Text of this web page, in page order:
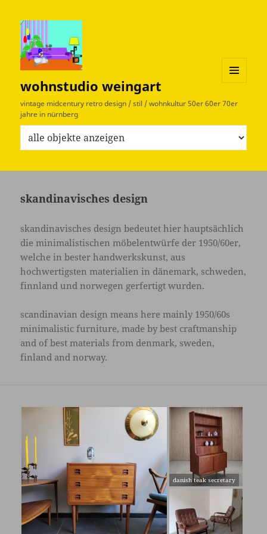
wohnstudio weingart
vintage midcentury retro design / stil / wohnkultur 50er 60er 70er
jahre in nürnberg
WIDGETS
e
b
j
e
k
t
a
n
z
e
e
skandinavisches design
skandinavisches design bedeutet hier hauptsächlich
die minimalistischen möbelentwürfe der 1950/60er,
welche in bester handwerkskunst, aus
hochwertigsten materialien in dänemark, schweden,
finnland und norwegen gerfertigt wurden.
scandinavian design means here mainly 1950/60s
minimalistic furniture, made by best craftmanship
and of best materials from denmark, sweden,
finland and norway.
6
s
t
e
a
k
danish teak secretary
t
e